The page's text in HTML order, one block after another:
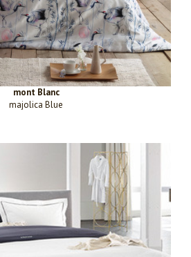
mont Blanc
majolica Blue